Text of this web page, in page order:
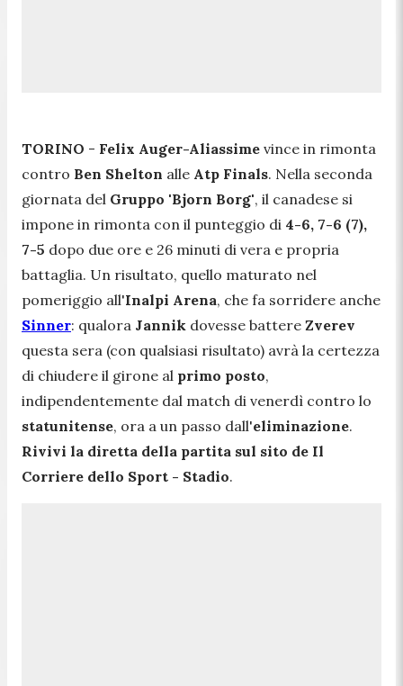
TORINO - Felix Auger-Aliassime vince in rimonta
contro Ben Shelton alle Atp Finals. Nella seconda
giornata del Gruppo 'Bjorn Borg', il canadese si
impone in rimonta con il punteggio di 4-6, 7-6 (7),
7-5 dopo due ore e 26 minuti di vera e propria
battaglia. Un risultato, quello maturato nel
pomeriggio all'Inalpi Arena, che fa sorridere anche
Sinner: qualora Jannik dovesse battere Zverev
questa sera (con qualsiasi risultato) avrà la certezza
di chiudere il girone al primo posto,
indipendentemente dal match di venerdì contro lo
statunitense, ora a un passo dall'eliminazione.
Rivivi la diretta della partita sul sito de Il
Corriere dello Sport - Stadio.